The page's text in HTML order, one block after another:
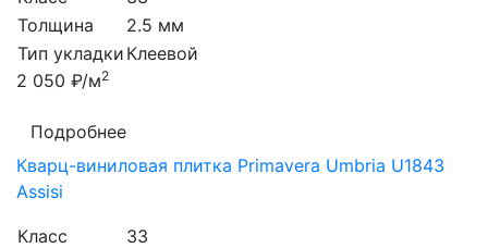
Толщина
2.5 мм
Тип укладки Клеевой
2 050 ₽/м2
Подробнее
Кварц-виниловая плитка Primavera Umbria U1843
Assisi
Класс
33